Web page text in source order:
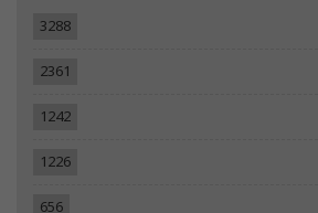
3288
2361
1242
1226
656